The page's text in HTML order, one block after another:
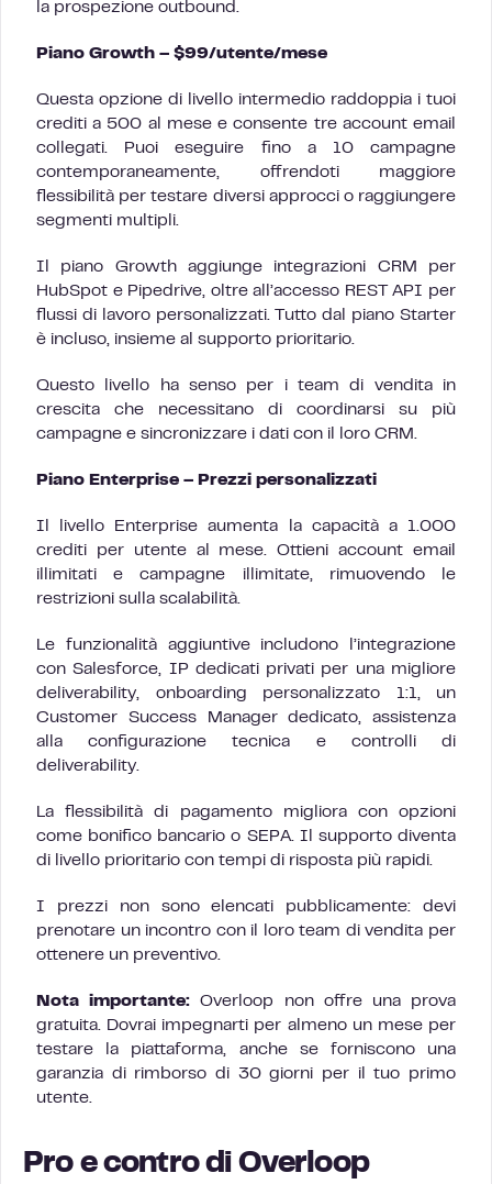
la prospezione outbound.
Piano Growth – $99/utente/mese
Questa opzione di livello intermedio raddoppia i tuoi
crediti a 500 al mese e consente tre account email
collegati. Puoi eseguire fino a 10 campagne
contemporaneamente, offrendoti maggiore
flessibilità per testare diversi approcci o raggiungere
segmenti multipli.
Il piano Growth aggiunge integrazioni CRM per
HubSpot e Pipedrive, oltre all’accesso REST API per
flussi di lavoro personalizzati. Tutto dal piano Starter
è incluso, insieme al supporto prioritario.
Questo livello ha senso per i team di vendita in
crescita che necessitano di coordinarsi su più
campagne e sincronizzare i dati con il loro CRM.
Piano Enterprise – Prezzi personalizzati
Il livello Enterprise aumenta la capacità a 1.000
crediti per utente al mese. Ottieni account email
illimitati e campagne illimitate, rimuovendo le
restrizioni sulla scalabilità.
Le funzionalità aggiuntive includono l’integrazione
con Salesforce, IP dedicati privati per una migliore
deliverability, onboarding personalizzato 1:1, un
Customer Success Manager dedicato, assistenza
alla configurazione tecnica e controlli di
deliverability.
La flessibilità di pagamento migliora con opzioni
come bonifico bancario o SEPA. Il supporto diventa
di livello prioritario con tempi di risposta più rapidi.
I prezzi non sono elencati pubblicamente: devi
prenotare un incontro con il loro team di vendita per
ottenere un preventivo.
Nota importante: Overloop non offre una prova
gratuita. Dovrai impegnarti per almeno un mese per
testare la piattaforma, anche se forniscono una
garanzia di rimborso di 30 giorni per il tuo primo
utente.
Pro e contro di Overloop